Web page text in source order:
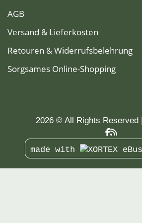
AGB
Versand & Lieferkosten
Retouren & Widerrufsbelehrung
Sorgsames Online-Shopping
2026 © All Rights Reserved
made with